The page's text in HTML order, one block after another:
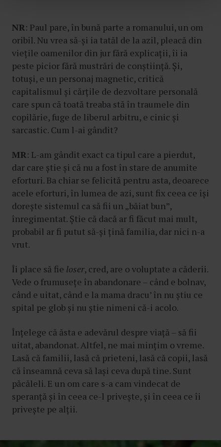
NR: Paul pare, în bună parte a romanului, un om
oribil. Nu vrea să-și ia tatăl de la azil, pleacă din
viețile oamenilor din jur fără explicații, îi ia
peste picior fără mustrări de conștiință. Și,
totuși, e un personaj magnetic, critică
capitalismul și cărțile de dezvoltare personală
care spun că toată treaba stă în traumele din
copilărie, fuge de liberul arbitru, e cinic și
sarcastic. Cum l-ai gândit?
MR: L-am gândit exact ca tipul care a pierdut,
dar care știe și că nu a fost în stare de anumite
eforturi. Ba chiar se felicită pentru asta, deoarece
acele eforturi, în lumea de azi, sunt fix ceea ce își
dorește sistemul ca să fii un „băiat bun”,
înregimentat. Știe că dacă ar fi făcut mai mult,
probabil ar fi putut să-și țină familia, dar nici n-a
vrut.
Îi place să fie loser, cred, are o voluptate a căderii.
Vede o frumusețe în abandonare – când e bolnav,
când e uitat, când e la mama dracu’ în nu știu ce
spital pe glob și nu știe nimeni că-i acolo.
Înțelege că ăsta e adevărul despre viață – să fii
uitat, abandonat. Altfel, ne mai mințim o vreme.
Lasă că familii, lasă că prieteni, lasă că copii, lasă
că înseamnă ceva să lași ceva după tine. Sunt
păcăleli. E un om care s-a cam vindecat de
speranță și în ceea ce-l privește, și în ceea ce îi
privește pe alții.